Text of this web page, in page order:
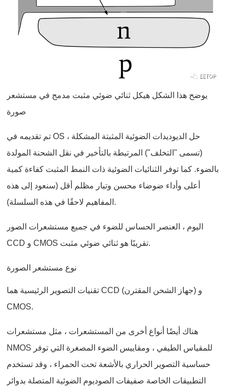
يوضح هذا الشكل هيكل ثنائي ضوئي مثبت مدمج في مستشعر
صورة
تم تقديمه في OS ، حل الديوديدات الضوئية المثبتة المشكلة
(تسمى "التخلف") المرتبطة بالتأخير في نقل الشحنة المولدة
بالضوء. كما توفر الثنائيات الضوئية ذات النمط المثبت كفاءة كمية
أعلى وأداء ضوضاء محسن وتيار مظلم أقل (سنعود إلى هذه
المفاهيم لاحقًا في هذه السلسلة).
اليوم ، العنصر الحساس للضوء في جميع مستشعرات الصور
CCD و CMOS تقريبًا هو ثنائي ضوئي مثبت.
نوع مستشعر الصورة
تقنيات التصوير الرئيسية هما CCD (جهاز الشحن المقترن) و
CMOS.
هناك أيضًا أنواع أخرى من المستشعرات ، مثل مستشعرات
NMOS للمقياس الطيفي ، ومقاييس الضوء المصغرة التي توفر
حساسية التصوير الحراري بالأشعة تحت الحمراء ، وقد تستخدم
التطبيقات الخاصة صفيفات الصوديوم الضوئية المتصلة بدوائر